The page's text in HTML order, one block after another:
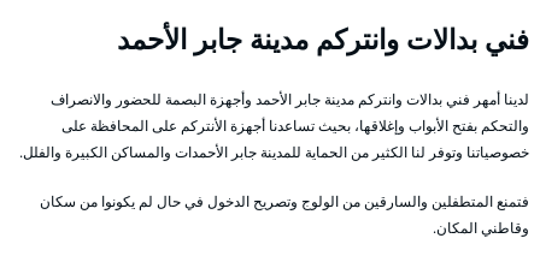
فني بدالات وانتركم مدينة جابر الأحمد
لدينا أمهر فني بدالات وانتركم مدينة جابر الأحمد وأجهزة البصمة للحضور والانصراف
والتحكم بفتح الأبواب وإغلاقها، بحيث تساعدنا أجهزة الأنتركم على المحافظة على
خصوصياتنا وتوفر لنا الكثير من الحماية للمدينة جابر الأحمدات والمساكن الكبيرة والفلل.
فتمنع المتطفلين والسارقين من الولوج وتصريح الدخول في حال لم يكونوا من سكان
وقاطني المكان.